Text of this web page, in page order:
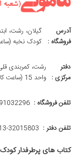
آدرس
فروشگاه :
گیلان، رشت،
کودک نخبه (ساعت کاری
دفتر
مرکزی :
رشت، کمربندی
واحد 15 (ساعت کاری 8 صبح الی 13)
تلفن فروشگاه :
تلفن دفتر : 013-32015803 و
کتاب های پرطرفدار کودک